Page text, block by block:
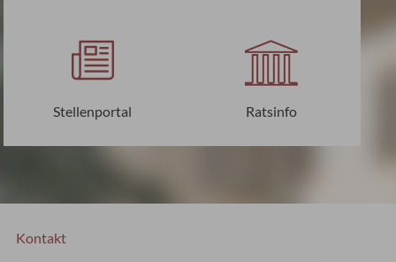
Stellenportal Ratsinfo
Kontakt